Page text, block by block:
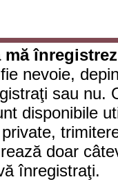
mă
nevoie,
sau nu.
disponibile
doar
înregistraţi.